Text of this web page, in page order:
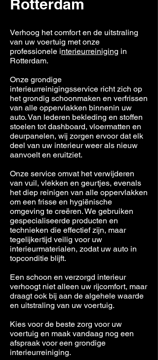
Rotterdam
Verhoog het comfort en de uitstraling
van uw voertuig met onze
professionele interieurreiniging in
Rotterdam.
Onze grondige
interieurreinigingsservice richt zich op
het grondig schoonmaken en verfrissen
van alle oppervlakken binnenin uw
auto. Van lederen bekleding en stoffen
stoelen tot dashboard, vloermatten en
deurpanelen, wij zorgen ervoor dat elk
deel van uw interieur weer als nieuw
aanvoelt en eruitziet.
Onze service omvat het verwijderen
van vuil, vlekken en geurtjes, evenals
het diep reinigen van alle oppervlakken
om een frisse en hygiënische
omgeving te creëren. We gebruiken
gespecialiseerde producten en
technieken die effectief zijn, maar
tegelijkertijd veilig voor uw
interieurmaterialen, zodat uw auto in
topconditie blijft.
Een schoon en verzorgd interieur
verhoogt niet alleen uw rijcomfort, maar
draagt ook bij aan de algehele waarde
en uitstraling van uw voertuig.
Kies voor de beste zorg voor uw
voertuig en maak vandaag nog een
afspraak voor een grondige
interieurreiniging.